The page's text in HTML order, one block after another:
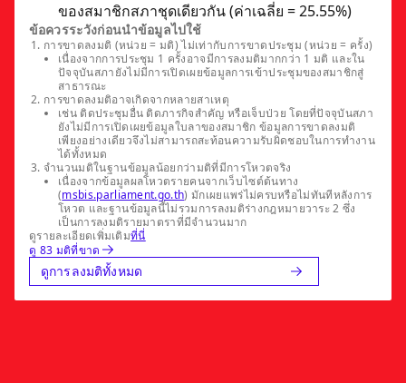
ของสมาชิกสภาชุดเดียวกัน (ค่าเฉลี่ย = 25.55%)
ข้อควรระวังก่อนนำข้อมูลไปใช้
การขาดลงมติ (หน่วย = มติ) ไม่เท่ากับการขาดประชุม (หน่วย = ครั้ง)
เนื่องจากการประชุม 1 ครั้งอาจมีการลงมติมากกว่า 1 มติ และใน
ปัจจุบันสภายังไม่มีการเปิดเผยข้อมูลการเข้าประชุมของสมาชิกสู่
สาธารณะ
การขาดลงมติอาจเกิดจากหลายสาเหตุ
เช่น ติดประชุมอื่น ติดภารกิจสำคัญ หรือเจ็บป่วย โดยที่ปัจจุบันสภา
ยังไม่มีการเปิดเผยข้อมูลใบลาของสมาชิก ข้อมูลการขาดลงมติ
เพียงอย่างเดียวจึงไม่สามารถสะท้อนความรับผิดชอบในการทำงาน
ได้ทั้งหมด
จำนวนมติในฐานข้อมูลน้อยกว่ามติที่มีการโหวตจริง
เนื่องจากข้อมูลผลโหวตรายคนจากเว็บไซต์ต้นทาง
(msbis.parliament.go.th) มักเผยแพร่ไม่ครบหรือไม่ทันทีหลังการ
โหวต และฐานข้อมูลนี้ไม่รวมการลงมติร่างกฎหมายวาระ 2 ซึ่ง
เป็นการลงมติรายมาตราที่มีจำนวนมาก
ดูรายละเอียดเพิ่มเติมที่นี่
ดู 83 มติที่ขาด
ดูการลงมติทั้งหมด